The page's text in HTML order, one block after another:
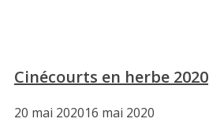
Cinécourts en herbe 2020
20 mai 202016 mai 2020